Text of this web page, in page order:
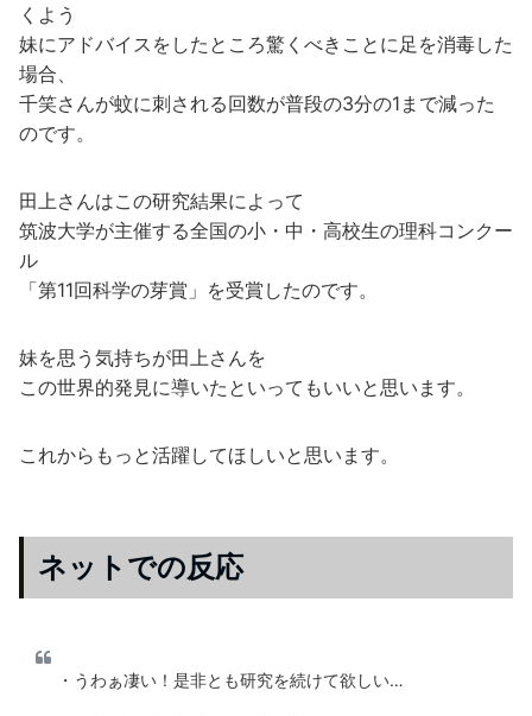
くよう
妹にアドバイスをしたところ驚くべきことに足を消毒した
場合、
千笑さんが蚊に刺される回数が普段の3分の1まで減った
のです。
田上さんはこの研究結果によって
筑波大学が主催する全国の小・中・高校生の理科コンクー
ル
「第11回科学の芽賞」を受賞したのです。
妹を思う気持ちが田上さんを
この世界的発見に導いたといってもいいと思います。
これからもっと活躍してほしいと思います。
ネットでの反応
・うわぁ凄い！是非とも研究を続けて欲しい…